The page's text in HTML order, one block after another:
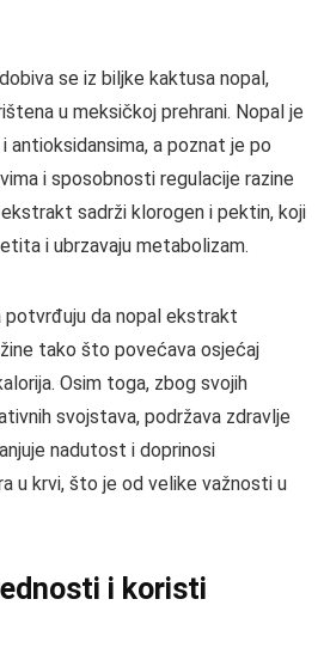
se iz biljke kaktusa nopal,
u meksičkoj prehrani. Nopal je
antioksidansima, a poznat je po
i sposobnosti regulacije razine
sadrži klorogen i pektin, koji
i ubrzavaju metabolizam.
potvrđuju da nopal ekstrakt
tako što povećava osjećaj
Osim toga, zbog svojih
svojstava, podržava zdravlje
nadutost i doprinosi
u krvi, što je od velike važnosti u
i koristi